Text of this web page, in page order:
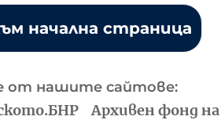
начална страница
от нашите сайтове:
Архивен фонд